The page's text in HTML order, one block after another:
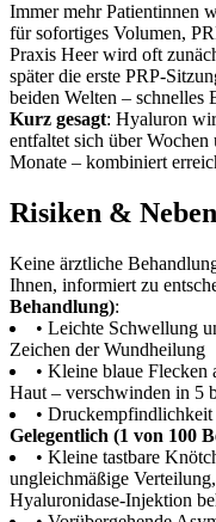
Immer mehr Patientinnen
für sofortiges Volumen,
Praxis Heer wird oft
später die erste PRP-
beiden Welten – schnelles
Kurz gesagt: Hyaluron
entfaltet sich über
Monate – kombiniert
Risiken &
Keine ärztliche
Ihnen, informiert zu
Behandlung):
• Leichte Schwellung
Zeichen der Wundheilung
• Kleine blaue Flecken
Haut – verschwinden in 5
•
Gelegentlich (1 von 100
• Kleine tastbare
ungleichmäßige
Hyaluronidase-Injektion